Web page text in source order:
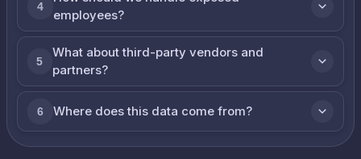
4
employees?
5
What about third-party vendors and
partners?
6 Where does this data come from?